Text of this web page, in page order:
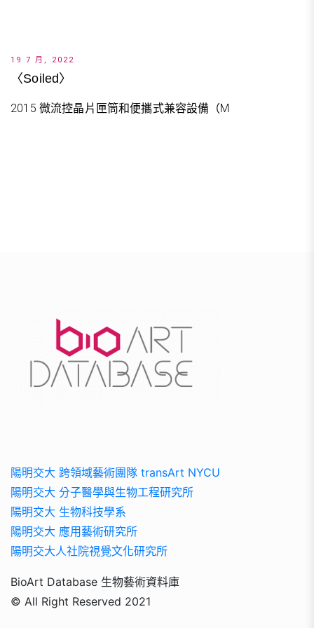
19 7 月, 2022
〈Soiled〉
2015 微流控晶片匣筒和便攜式兼容設備（M
陽明交大 跨領域藝術團隊 transArt NYCU
陽明交大 分子醫學與生物工程研究所
陽明交大 生物科技學系
陽明交大 應用藝術研究所
陽明交大人社院視覺文化研究所
BioArt Database 生物藝術資料庫
© All Right Reserved 2021